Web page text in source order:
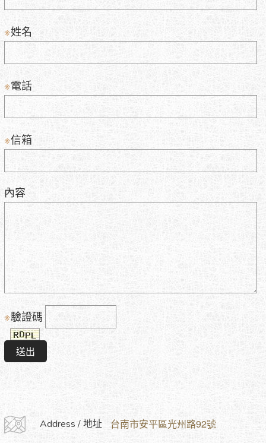
※姓名
※電話
※信箱
內容
※驗證碼
送出
Address / 地址 台南市安平區光州路92號